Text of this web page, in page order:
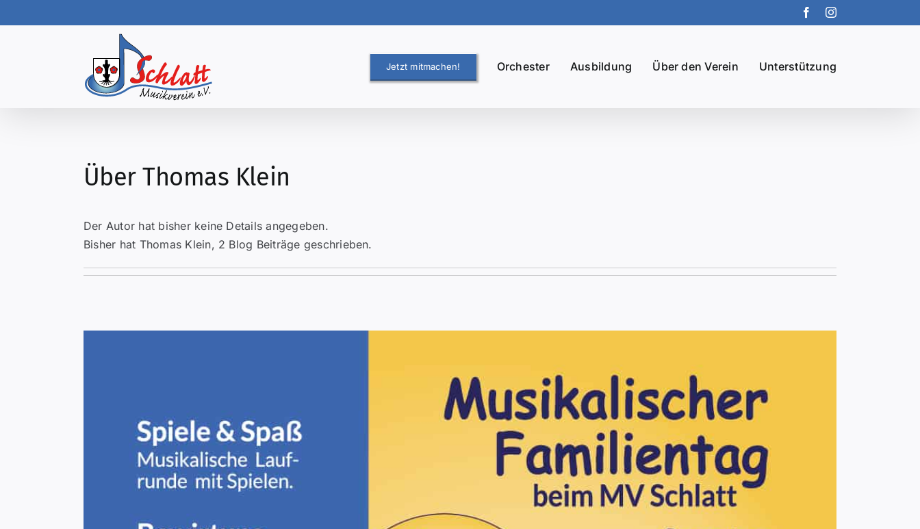
to
FacebookInstagram
Jetzt mitmachen! Orchester Ausbildung Über den Verein Unterstützung
ÜberThomas Klein
Der Autor hat bisher keine Details angegeben.
Bisher hat Thomas Klein, 2 Blog Beiträge geschrieben.